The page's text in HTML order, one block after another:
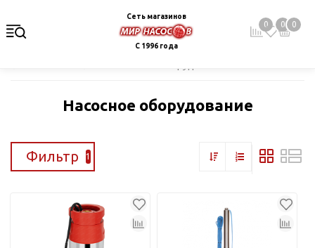
Сеть магазинов
С 1996 года
0 0 0
Насосное оборудование
Фильтр 1